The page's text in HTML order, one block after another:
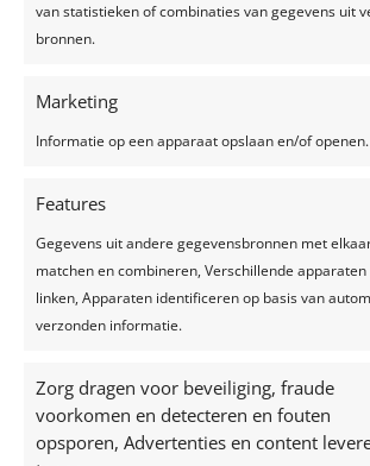
van statistieken of combinaties van gegevens uit
bronnen.
Marketing
Informatie op een apparaat opslaan en/of openen.
Features
Gegevens uit andere gegevensbronnen met
matchen en combineren, Verschillende apparaten
linken, Apparaten identificeren op basis van
verzonden informatie.
Zorg dragen voor beveiliging, fraude
voorkomen en detecteren en fouten
opsporen, Advertenties en content